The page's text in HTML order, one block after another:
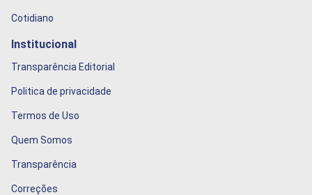
Cotidiano
Institucional
Transparência Editorial
Politica de privacidade
Termos de Uso
Quem Somos
Transparência
Correções